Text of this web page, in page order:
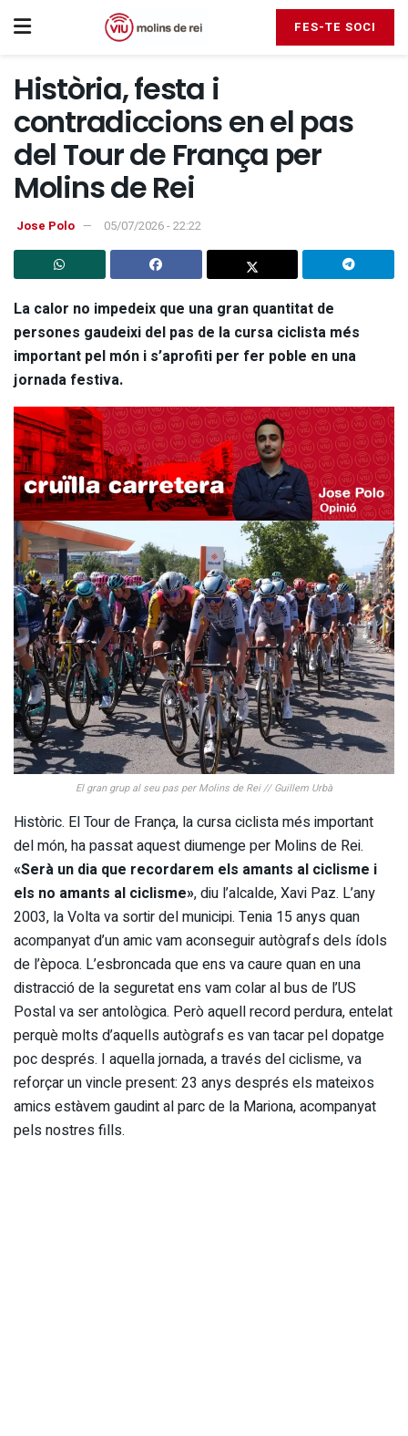
FES-TE SOCI
Història, festa i
contradiccions en el pas
del Tour de França per
Molins de Rei
Jose Polo 05/07/2026 - 22:22
La calor no impedeix que una gran quantitat de
persones gaudeixi del pas de la cursa ciclista més
important pel món i s’aprofiti per fer poble en una
jornada festiva.
El gran grup al seu pas per Molins de Rei // Guillem Urbà
Històric. El Tour de França, la cursa ciclista més important
del món, ha passat aquest diumenge per Molins de Rei.
«Serà un dia que recordarem els amants al ciclisme i
els no amants al ciclisme», diu l’alcalde, Xavi Paz. L’any
2003, la Volta va sortir del municipi. Tenia 15 anys quan
acompanyat d’un amic vam aconseguir autògrafs dels ídols
de l’època. L’esbroncada que ens va caure quan en una
distracció de la seguretat ens vam colar al bus de l’US
Postal va ser antològica. Però aquell record perdura, entelat
perquè molts d’aquells autògrafs es van tacar pel dopatge
poc després. I aquella jornada, a través del ciclisme, va
reforçar un vincle present: 23 anys després els mateixos
amics estàvem gaudint al parc de la Mariona, acompanyat
pels nostres fills.